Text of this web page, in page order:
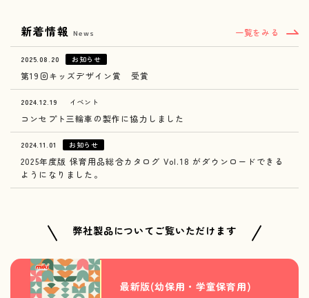
新着情報 News 一覧をみる
2025.08.20 お知らせ
第19回キッズデザイン賞 受賞
2024.12.19 イベント
コンセプト三輪車の製作に協力しました
2024.11.01 お知らせ
2025年度版 保育用品総合カタログ Vol.18 がダウンロードできる
ようになりました。
弊社製品についてご覧いただけます
最新版(幼保用・学童保育用)